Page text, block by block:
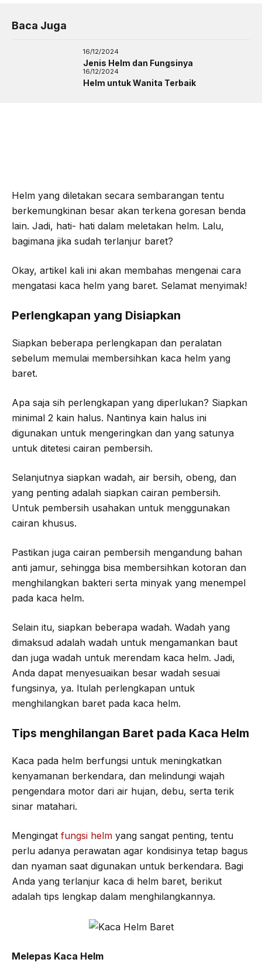
Baca Juga
16/12/2024
Jenis Helm dan Fungsinya
16/12/2024
Helm untuk Wanita Terbaik
Helm yang diletakan secara sembarangan tentu
berkemungkinan besar akan terkena goresan benda
lain. Jadi, hati- hati dalam meletakan helm. Lalu,
bagimana jika sudah terlanjur baret?
Okay, artikel kali ini akan membahas mengenai cara
mengatasi kaca helm yang baret. Selamat menyimak!
Perlengkapan yang Disiapkan
Siapkan beberapa perlengkapan dan peralatan
sebelum memulai membersihkan kaca helm yang
baret.
Apa saja sih perlengkapan yang diperlukan? Siapkan
minimal 2 kain halus. Nantinya kain halus ini
digunakan untuk mengeringkan dan yang satunya
untuk ditetesi cairan pembersih.
Selanjutnya siapkan wadah, air bersih, obeng, dan
yang penting adalah siapkan cairan pembersih.
Untuk pembersih usahakan untuk menggunakan
cairan khusus.
Pastikan juga cairan pembersih mengandung bahan
anti jamur, sehingga bisa membersihkan kotoran dan
menghilangkan bakteri serta minyak yang menempel
pada kaca helm.
Selain itu, siapkan beberapa wadah. Wadah yang
dimaksud adalah wadah untuk mengamankan baut
dan juga wadah untuk merendam kaca helm. Jadi,
Anda dapat menyesuaikan besar wadah sesuai
fungsinya, ya. Itulah perlengkapan untuk
menghilangkan baret pada kaca helm.
Tips menghilangan Baret pada Kaca Helm
Kaca pada helm berfungsi untuk meningkatkan
kenyamanan berkendara, dan melindungi wajah
pengendara motor dari air hujan, debu, serta terik
sinar matahari.
Mengingat fungsi helm yang sangat penting, tentu
perlu adanya perawatan agar kondisinya tetap bagus
dan nyaman saat digunakan untuk berkendara. Bagi
Anda yang terlanjur kaca di helm baret, berikut
adalah tips lengkap dalam menghilangkannya.
Melepas Kaca Helm